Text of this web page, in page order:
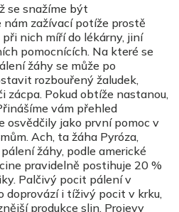
se snažíme být
nám zažívací potíže prostě
nich míří do lékárny, jiní
pomocnících. Na které se
žáhy se může po
rozbouřený žaludek,
zácpa. Pokud obtíže nastanou,
vám přehled
osvědčily jako první pomoc v
Ach, ta žáha Pyróza,
žáhy, podle americké
pravidelně postihuje 20 %
Palčivý pocit pálení v
doprovází i tíživý pocit v krku,
produkce slin. Projevy